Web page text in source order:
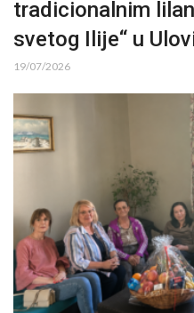
tradicionalnim
svetog Ilije“ u
19/07/2026